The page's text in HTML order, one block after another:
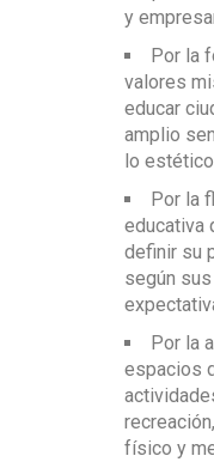
Sistemas
y
Por la
valores
educar
amplio
lo
Por la
educativa
definir su
según
Por la
espacios
físico y